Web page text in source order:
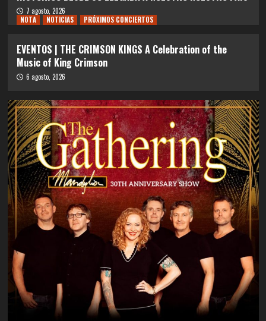
7 agosto, 2026
NOTA
NOTICIAS PRÓXIMOS CONCIERTOS
EVENTOS | THE CRIMSON KINGS A Celebration of the
Music of King Crimson
6 agosto, 2026